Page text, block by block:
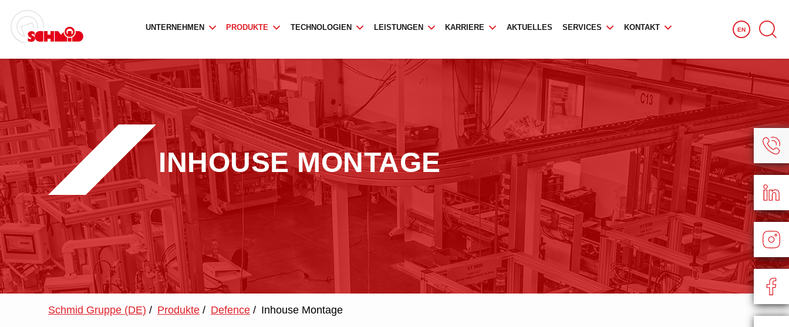
UNTERNEHMEN PRODUKTE TECHNOLOGIEN LEISTUNGEN KARRIERE AKTUELLES SERVICES KONTAKT EN
Schmid Gruppe (DE) / Produkte / Defence / Inhouse Montage
INHOUSE MONTAGE